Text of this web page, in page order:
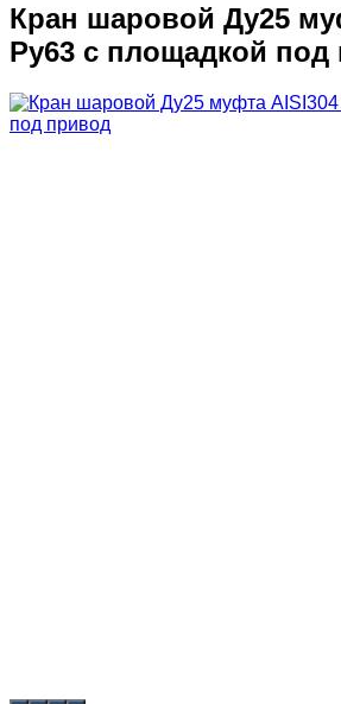
Кран шаровой Ду25
Ру63 с площадкой под